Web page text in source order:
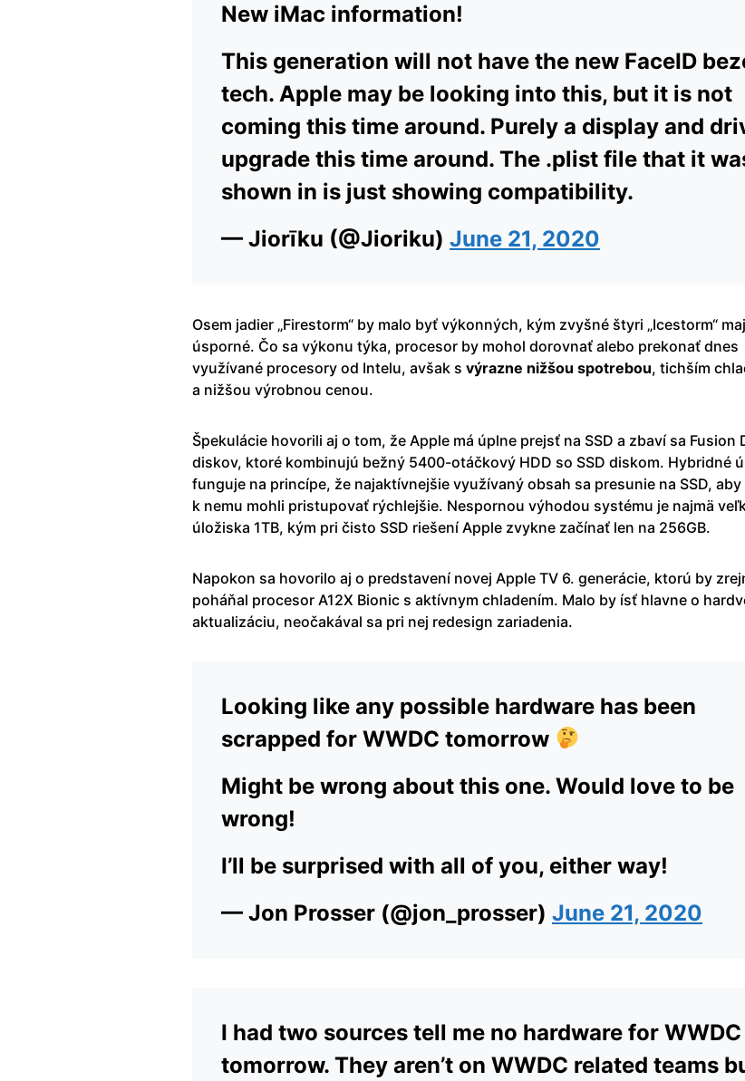
New iMac information!
This generation will not have the new FaceID
tech. Apple may be looking into this, but it is not
coming this time around. Purely a display and
upgrade this time around. The .plist file that it
shown in is just showing compatibility.
— Jiorīku (@Jioriku) June 21, 2020
Osem jadier „Firestorm“ by malo byť výkonných, kým zvyšné štyri „Icestorm“
úsporné. Čo sa výkonu týka, procesor by mohol dorovnať alebo prekonať dnes
využívané procesory od Intelu, avšak s výrazne nižšou spotrebou, tichším
a nižšou výrobnou cenou.
Špekulácie hovorili aj o tom, že Apple má úplne prejsť na SSD a zbaví sa Fusion
diskov, ktoré kombinujú bežný 5400-otáčkový HDD so SSD diskom. Hybridné
funguje na princípe, že najaktívnejšie využívaný obsah sa presunie na SSD,
k nemu mohli pristupovať rýchlejšie. Nespornou výhodou systému je najmä
úložiska 1TB, kým pri čisto SSD riešení Apple zvykne začínať len na 256GB.
Napokon sa hovorilo aj o predstavení novej Apple TV 6. generácie, ktorú by
poháňal procesor A12X Bionic s aktívnym chladením. Malo by ísť hlavne o
aktualizáciu, neočakával sa pri nej redesign zariadenia.
Looking like any possible hardware has been
scrapped for WWDC tomorrow
Might be wrong about this one. Would love to be
wrong!
I’ll be surprised with all of you, either way!
— Jon Prosser (@jon_prosser) June 21, 2020
I had two sources tell me no hardware for WWDC
tomorrow. They aren’t on WWDC related teams